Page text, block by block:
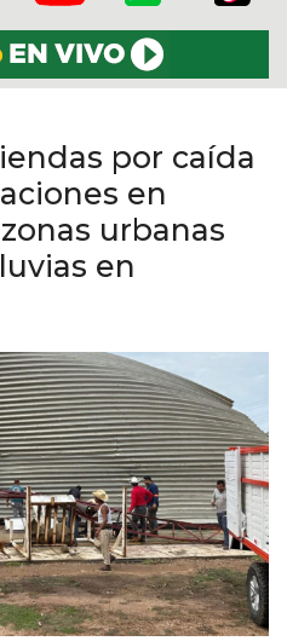
por caída
en
urbanas
en